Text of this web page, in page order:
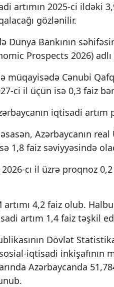
artımın 2025-ci ildəki
gözlənilir.
Dünya Bankının
Prospects 2026)
müqayisədə Cənubi
ci il üçün isə 0,3 faiz
iqtisadi artım
Azərbaycanın real
1,8 faiz səviyyəsində
cı il üzrə proqnoz
4,2 faiz olub.
artım 1,4 faiz təşkil
Dövlət
iqtisadi inkişafının
Azərbaycanda